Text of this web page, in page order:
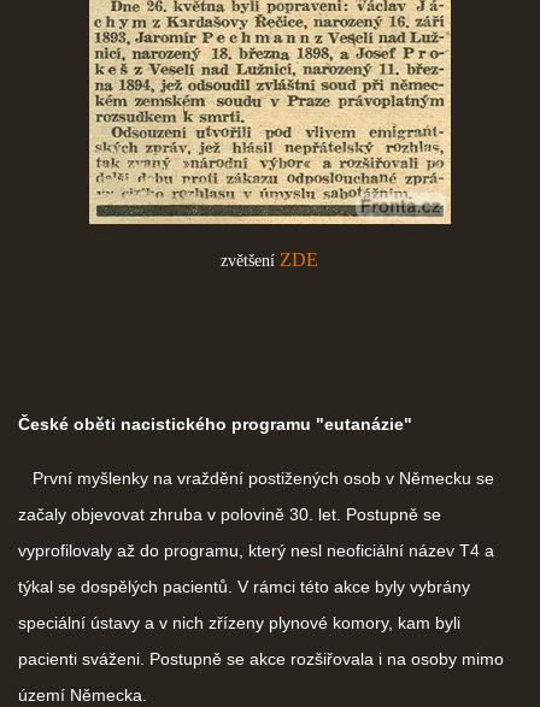
zvětšení ZDE
České oběti nacistického programu "eutanázie"
První myšlenky na vraždění postižených osob v Německu se
začaly objevovat zhruba v polovině 30. let. Postupně se
vyprofilovaly až do programu, který nesl neoficiální název T4 a
týkal se dospělých pacientů. V rámci této akce byly vybrány
speciální ústavy a v nich zřízeny plynové komory, kam byli
pacienti sváženi. Postupně se akce rozšiřovala i na osoby mimo
území Německa.